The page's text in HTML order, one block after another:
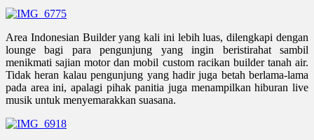
Area Indonesian Builder yang kali ini lebih luas, dilengkapi dengan
lounge bagi para pengunjung yang ingin beristirahat sambil
menikmati sajian motor dan mobil custom racikan builder tanah air.
Tidak heran kalau pengunjung yang hadir juga betah berlama-lama
pada area ini, apalagi pihak panitia juga menampilkan hiburan live
musik untuk menyemarakkan suasana.